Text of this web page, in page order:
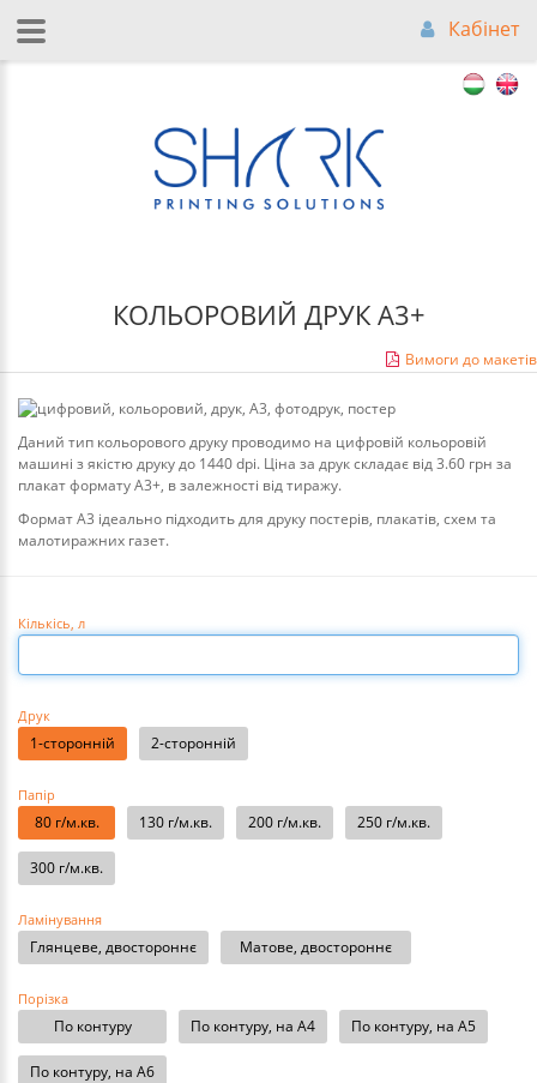
Кабінет
КОЛЬОРОВИЙ ДРУК А3+
Вимоги до макетів
Даний тип кольорового друку проводимо на цифровій кольоровій
машині з якістю друку до 1440 dpi. Ціна за друк складає від 3.60 грн за
плакат формату А3+, в залежності від тиражу.
Формат А3 ідеально підходить для друку постерів, плакатів, схем та
малотиражних газет.
Кількісь , л
Друк
1-сторонній 2-сторонній
Папір
80 г/м.кв. 130 г/м.кв. 200 г/м.кв. 250 г/м.кв.
300 г/м.кв.
Ламінування
Глянцеве, двостороннє Матове, двостороннє
Порізка
По контуру По контуру, на А4 По контуру, на А5
По контуру, на А6